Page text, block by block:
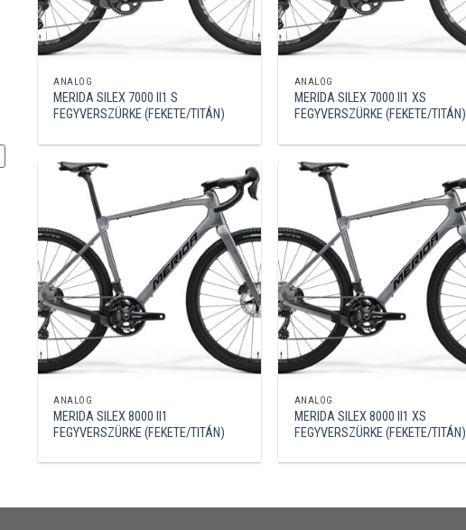
ANALÓG
MERIDA SILEX 7000 II1 S
FEGYVERSZÜRKE (FEKETE/TITÁN)
ANALÓG
MERIDA SILEX 7000 II1 XS
FEGYVERSZÜRKE (FEKETE/TITÁN)
ANALÓG
MERIDA SILEX 8000 II1
FEGYVERSZÜRKE (FEKETE/TITÁN)
ANALÓG
MERIDA SILEX 8000 II1 XS
FEGYVERSZÜRKE (FEKETE/TITÁN)